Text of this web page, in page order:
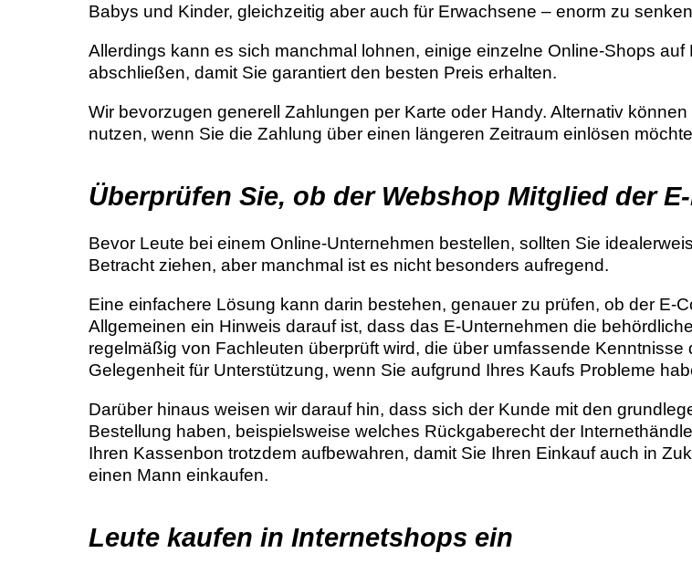
Babys und Kinder, gleichzeitig aber auch für Erwachsene – enorm zu
Allerdings kann es sich manchmal lohnen, einige einzelne Online-Shops
abschließen, damit Sie garantiert den besten Preis erhalten.
Wir bevorzugen generell Zahlungen per Karte oder Handy. Alternativ
nutzen, wenn Sie die Zahlung über einen längeren Zeitraum einlösen
Überprüfen Sie, ob der Webshop Mitglied der
Bevor Leute bei einem Online-Unternehmen bestellen, sollten Sie
Betracht ziehen, aber manchmal ist es nicht besonders aufregend.
Eine einfachere Lösung kann darin bestehen, genauer zu prüfen, ob der E-
Allgemeinen ein Hinweis darauf ist, dass das E-Unternehmen die
regelmäßig von Fachleuten überprüft wird, die über umfassende
Gelegenheit für Unterstützung, wenn Sie aufgrund Ihres Kaufs Probleme
Darüber hinaus weisen wir darauf hin, dass sich der Kunde mit den
Bestellung haben, beispielsweise welches Rückgaberecht der
Ihren Kassenbon trotzdem aufbewahren, damit Sie Ihren Einkauf auch in
einen Mann einkaufen.
Leute kaufen in Internetshops ein